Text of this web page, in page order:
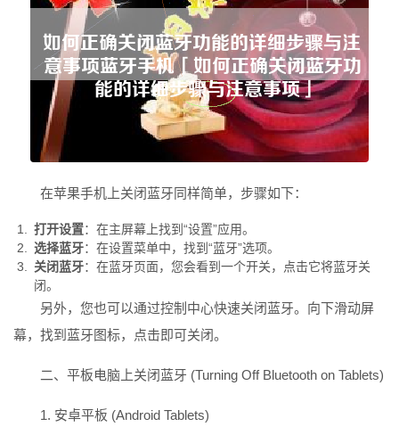
在苹果手机上关闭蓝牙同样简单，步骤如下：
打开设置：在主屏幕上找到“设置”应用。
选择蓝牙：在设置菜单中，找到“蓝牙”选项。
关闭蓝牙：在蓝牙页面，您会看到一个开关，点击它将蓝牙关
闭。
另外，您也可以通过控制中心快速关闭蓝牙。向下滑动屏
幕，找到蓝牙图标，点击即可关闭。
二、 平板电脑 上关闭蓝牙 (Turning Off Bluetooth on Tablets)
1. 安卓平板 (Android Tablets)